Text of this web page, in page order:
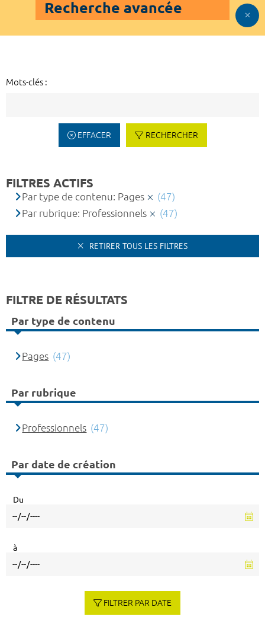
Recherche avancée
Mots-clés :
EFFACER RECHERCHER
FILTRES ACTIFS
Par type de contenu: Pages
(47)
Par rubrique: Professionnels
(47)
RETIRER TOUS LES FILTRES
FILTRE DE RÉSULTATS
Par type de contenu
Pages (47)
Par rubrique
Professionnels (47)
Par date de création
Du
à
FILTRER PAR DATE